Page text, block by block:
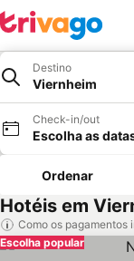
Destino
Viernheim
Check-in/out
Escolha as
Ordenar
Hotéis em
Como os pagamentos
Escolha popular